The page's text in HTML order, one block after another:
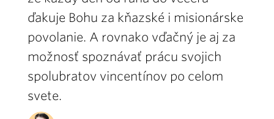
ďakuje Bohu za kňazské i misionárske
povolanie. A rovnako vďačný je aj za
možnosť spoznávať prácu svojich
spolubratov vincentínov po celom
svete.